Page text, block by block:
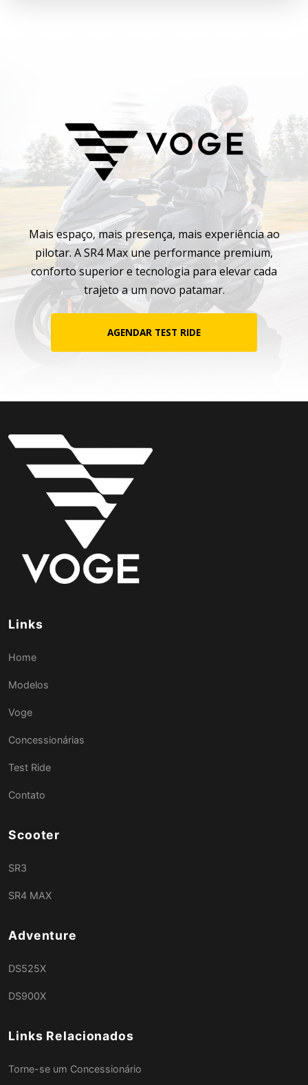
Mais espaço, mais presença, mais experiência ao
pilotar. A SR4 Max une performance premium,
conforto superior e tecnologia para elevar cada
trajeto a um novo patamar.
AGENDAR TEST RIDE
Links
Home
Modelos
Voge
Concessionárias
Test Ride
Contato
Scooter
SR3
SR4 MAX
Adventure
DS525X
DS900X
Links Relacionados
Torne-se um Concessionário